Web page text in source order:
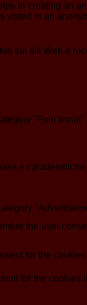
in creating an
visted in an
sui siti Web e
"Functional".
e
the user
for the
for the cookies